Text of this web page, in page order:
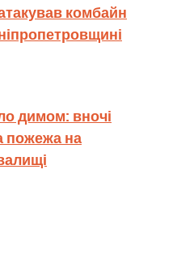
комбайн
димом: вночі
пожежа на